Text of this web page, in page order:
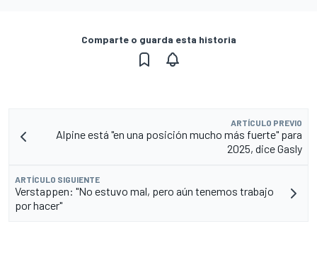
Comparte o guarda esta historia
ARTÍCULO PREVIO
Alpine está "en una posición mucho más fuerte" para
2025, dice Gasly
ARTÍCULO SIGUIENTE
Verstappen: "No estuvo mal, pero aún tenemos trabajo
por hacer"